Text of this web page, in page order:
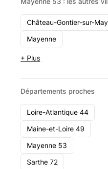
Mayenne 53 : les autres
Château-Gontier-sur-
Mayenne
+ Plus
Départements proches
Loire-Atlantique 44
Maine-et-Loire 49
Mayenne 53
Sarthe 72
Solvae
152 Avenue du Général
Voir le